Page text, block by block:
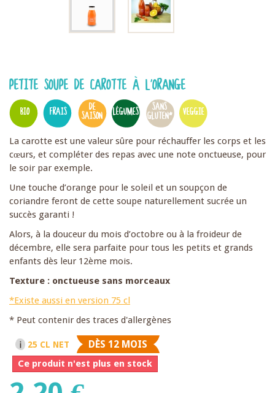
PETITE SOUPE DE CAROTTE À L'ORANGE
BIO FRAIS
DE
SAISON
LÉGUMES
SANS
GLUTEN*
VEGGIE
La carotte est une valeur sûre pour réchauffer les corps et les
cœurs, et compléter des repas avec une note onctueuse, pour
le soir par exemple.
Une touche d’orange pour le soleil et un soupçon de
coriandre feront de cette soupe naturellement sucrée un
succès garanti !
Alors, à la douceur du mois d’octobre ou à la froideur de
décembre, elle sera parfaite pour tous les petits et grands
enfants dès leur 12ème mois.
Texture : onctueuse sans morceaux
*Existe aussi en version 75 cl
* Peut contenir des traces d'allergènes
25 CL NET DÈS 12 MOIS
Ce produit n'est plus en stock